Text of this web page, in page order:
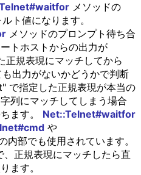
メソッドの
ト値になります。
メソッドのプロンプト待ち合
トホストからの出力が
規表現にマッチしてから
出力がないかどうかで判断
で指定した正規表現が本当の
列にマッチしてしまう場合
ます。 Net::Telnet#waitfor
や
内部でも使用されています。
正規表現にマッチしたら直
ます。